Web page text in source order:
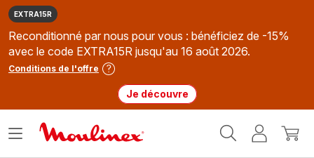
EXTRA15R
Reconditionné par nous pour vous : bénéficiez de -15%
avec le code EXTRA15R jusqu'au 16 août 2026.
Conditions de l'offre
Je découvre
MonMon
Ouvrir